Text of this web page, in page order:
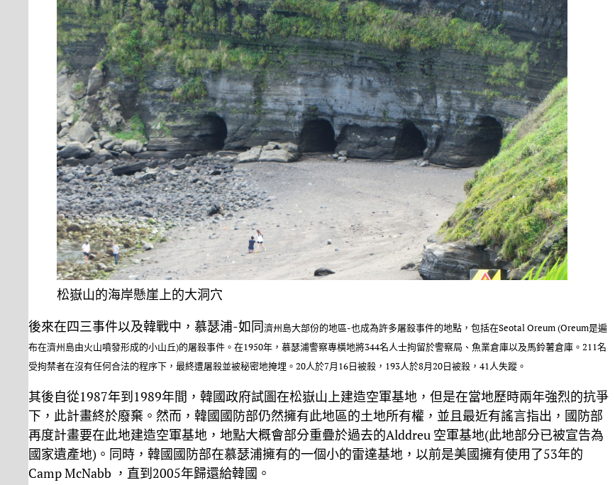
松嶽山的海岸懸崖上的大洞穴
後來在四三事件以及韓戰中，慕瑟浦-如同濟州島大部份的地區-也成為許多屠殺事件的地點，包括在Seotal Oreum (Oreum是遍
布在濟州島由火山噴發形成的小山丘)的屠殺事件。在1950年，慕瑟浦警察專橫地將344名人士拘留於警察局、魚業倉庫以及馬鈴薯倉庫。211名
受拘禁者在沒有任何合法的程序下，最終遭屠殺並被秘密地掩埋。20人於7月16日被殺，193人於8月20日被殺，41人失蹤。
其後自從1987年到1989年間，韓國政府試圖在松嶽山上建造空軍基地，但是在當地歷時兩年強烈的抗爭
下，此計畫終於廢棄。然而，韓國國防部仍然擁有此地區的土地所有權，並且最近有謠言指出，國防部
再度計畫要在此地建造空軍基地，地點大概會部分重疊於過去的Alddreu 空軍基地(此地部分已被宣告為
國家遺產地)。同時，韓國國防部在慕瑟浦擁有的一個小的雷達基地，以前是美國擁有使用了53年的
Camp McNabb ，直到2005年歸還給韓國。